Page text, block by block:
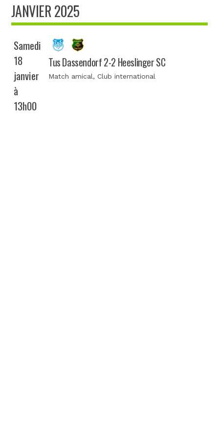
JANVIER 2025
Samedi
18
janvier
à
13h00
Tus Dassendorf 2-2 Heeslinger SC
Match amical, Club international